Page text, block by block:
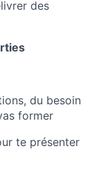
des
du besoin
former
te présenter